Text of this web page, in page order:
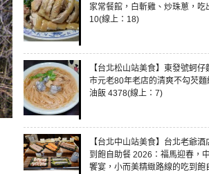
家常餐館，白斬雞、炒珠蔥，吃
10(線上：18)
【台北松山站美食】東發號蚵仔
市元老80年老店的清爽不勾芡麵
油飯 4378(線上：7)
【台北中山站美食】台北老爺
到飽自助餐 2026：福馬迎春，
饗宴，小而美精緻路線的吃到飽